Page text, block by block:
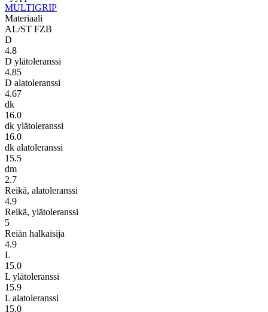
MULTIGRIP
Materiaali
AL/ST FZB
D
4.8
D ylätoleranssi
4.85
D alatoleranssi
4.67
dk
16.0
dk ylätoleranssi
16.0
dk alatoleranssi
15.5
dm
2.7
Reikä, alatoleranssi
4.9
Reikä, ylätoleranssi
5
Reiän halkaisija
4.9
L
15.0
L ylätoleranssi
15.9
L alatoleranssi
15.0